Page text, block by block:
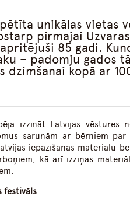
unikālas vietas
pirmajai
85 gadi.
– padomju gados
dzimšanai kopā ar
izzināt Latvijas
sarunām ar bērniem par
iepazīšanas materiālu
kā arī izziņas
festivāls